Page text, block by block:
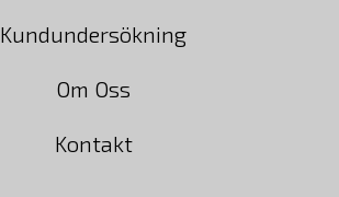
Kundundersökning
Om Oss
Kontakt